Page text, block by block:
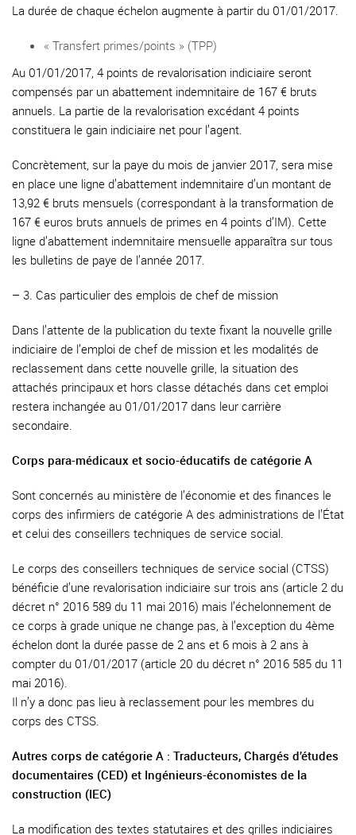
La durée de chaque échelon augmente à partir du 01/01/2017.
« Transfert primes/points » (TPP)
Au 01/01/2017, 4 points de revalorisation indiciaire seront
compensés par un abattement indemnitaire de 167 € bruts
annuels. La partie de la revalorisation excédant 4 points
constituera le gain indiciaire net pour l’agent.
Concrètement, sur la paye du mois de janvier 2017, sera mise
en place une ligne d’abattement indemnitaire d’un montant de
13,92 € bruts mensuels (correspondant à la transformation de
167 € euros bruts annuels de primes en 4 points d’IM). Cette
ligne d’abattement indemnitaire mensuelle apparaîtra sur tous
les bulletins de paye de l’année 2017.
– 3. Cas particulier des emplois de chef de mission
Dans l’attente de la publication du texte fixant la nouvelle grille
indiciaire de l’emploi de chef de mission et les modalités de
reclassement dans cette nouvelle grille, la situation des
attachés principaux et hors classe détachés dans cet emploi
restera inchangée au 01/01/2017 dans leur carrière
secondaire.
Corps para-médicaux et socio-éducatifs de catégorie A
Sont concernés au ministère de l’économie et des finances le
corps des infirmiers de catégorie A des administrations de l’État
et celui des conseillers techniques de service social.
Le corps des conseillers techniques de service social (CTSS)
bénéficie d’une revalorisation indiciaire sur trois ans (article 2 du
décret n° 2016 589 du 11 mai 2016) mais l’échelonnement de
ce corps à grade unique ne change pas, à l’exception du 4ème
échelon dont la durée passe de 2 ans et 6 mois à 2 ans à
compter du 01/01/2017 (article 20 du décret n° 2016 585 du 11
mai 2016).
Il n’y a donc pas lieu à reclassement pour les membres du
corps des CTSS.
Autres corps de catégorie A : Traducteurs, Chargés d’études
documentaires (CED) et Ingénieurs-économistes de la
construction (IEC)
La modification des textes statutaires et des grilles indiciaires